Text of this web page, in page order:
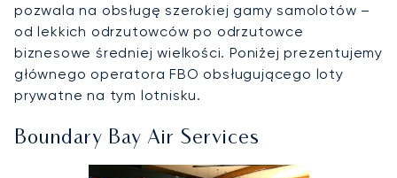
pozwala na obsługę szerokiej gamy samolotów –
od lekkich odrzutowców po odrzutowce
biznesowe średniej wielkości. Poniżej prezentujemy
głównego operatora FBO obsługującego loty
prywatne na tym lotnisku.
Boundary Bay Air Services